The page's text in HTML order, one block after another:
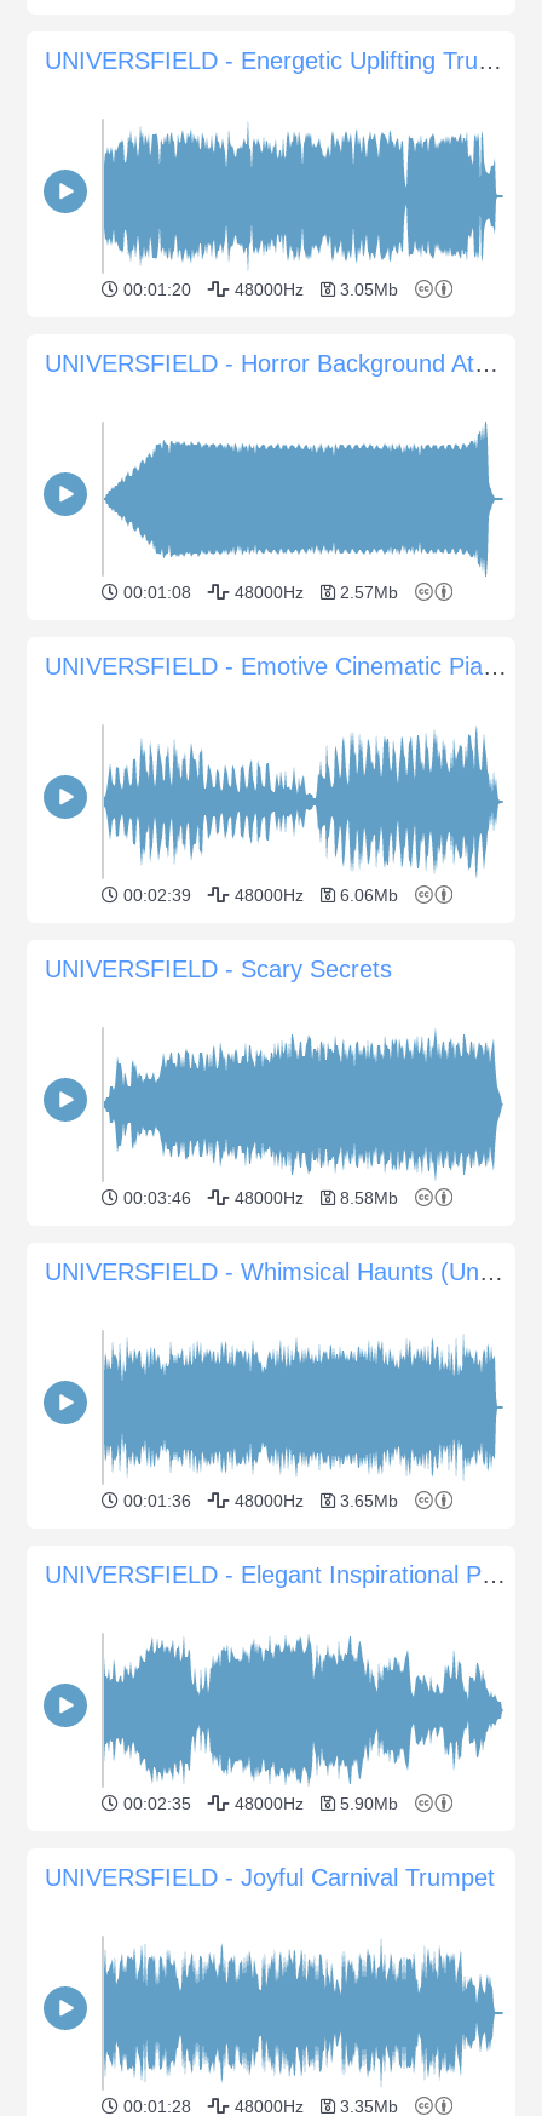
UNIVERSFIELD - Energetic Uplifting Trumpet for Positive Vibes
00:01:20 48000Hz 3.05Mb
UNIVERSFIELD - Horror Background Atmosphere #10
00:01:08 48000Hz 2.57Mb
UNIVERSFIELD - Emotive Cinematic Piano for Inspirational Moments
00:02:39 48000Hz 6.06Mb
UNIVERSFIELD - Scary Secrets
00:03:46 48000Hz 8.58Mb
UNIVERSFIELD - Whimsical Haunts (Una colonna sonora giocosa per il divertimento di Halloween)
00:01:36 48000Hz 3.65Mb
UNIVERSFIELD - Elegant Inspirational Piano Melody
00:02:35 48000Hz 5.90Mb
UNIVERSFIELD - Joyful Carnival Trumpet
00:01:28 48000Hz 3.35Mb